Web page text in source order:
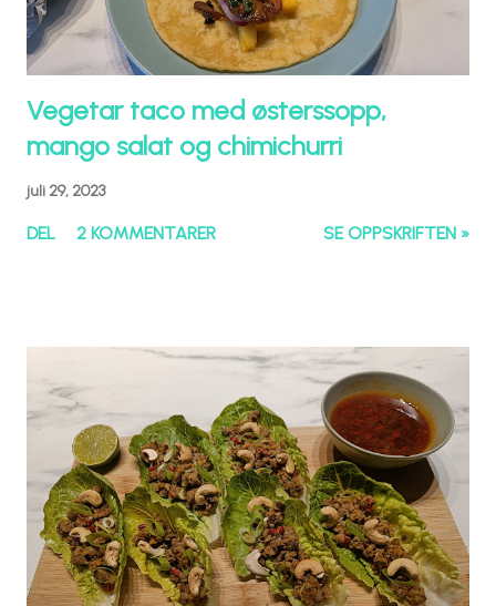
Vegetar taco med østerssopp,
mango salat og chimichurri
juli 29, 2023
DEL 2 KOMMENTARER SE OPPSKRIFTEN »